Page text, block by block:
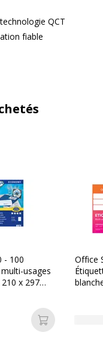
QCT
fiable
- 100
usages
x 297
Ajouter au
Office